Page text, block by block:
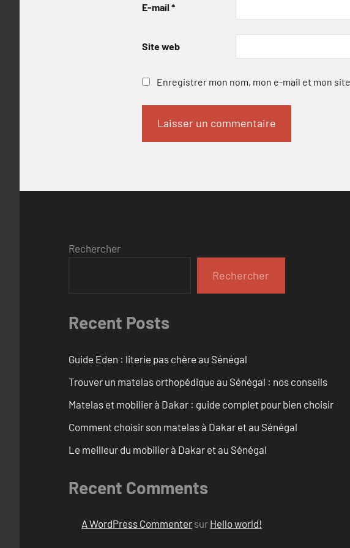
E-mail *
Site web
Enregistrer mon nom, mon e-mail et mon
Rechercher
Rechercher
Recent Posts
Guide Eden : literie pas chère au Sénégal
Trouver un matelas orthopédique au Sénégal : nos conseils
Matelas et mobilier à Dakar : guide complet pour bien choisir
Comment choisir son matelas à Dakar et au Sénégal
Le meilleur du mobilier à Dakar et au Sénégal
Recent Comments
A WordPress Commenter sur Hello world!